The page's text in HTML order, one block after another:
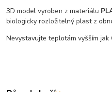
3D model vyroben z materiálu
biologicky rozložitelný plast z
Nevystavujte teplotám vyšším jak